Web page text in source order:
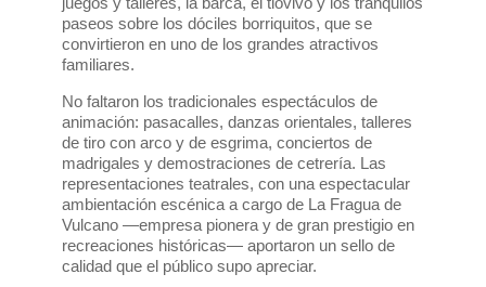
paseos sobre los dóciles borriquitos, que se
convirtieron en uno de los grandes atractivos
familiares.
No faltaron los tradicionales espectáculos de
animación: pasacalles, danzas orientales, talleres
de tiro con arco y de esgrima, conciertos de
madrigales y demostraciones de cetrería. Las
representaciones teatrales, con una espectacular
ambientación escénica a cargo de La Fragua de
Vulcano —empresa pionera y de gran prestigio en
recreaciones históricas— aportaron un sello de
calidad que el público supo apreciar.